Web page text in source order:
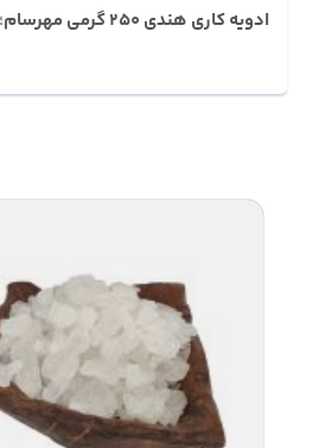
ادویه کاری هندی ۲۵۰ گرمی مهرسام